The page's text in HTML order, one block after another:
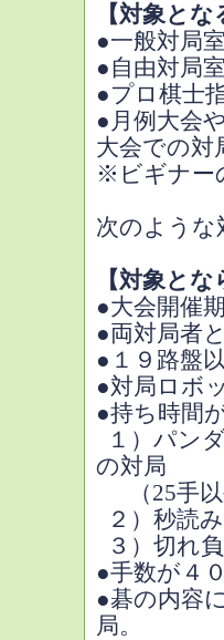
【対象と
●一般対局
●自由対局
●プロ棋士
●月例大会
大会での対
※ビギナー
次のような
【対象と
●大会開催
●両対局者
●１９路盤
●対局ロボ
●持ち時間
１）パン
の対局
（25手以
２）秒読
３）切れ
●手数が４
●碁の内容
局。